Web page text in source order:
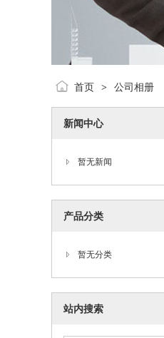
首页 > 公司相册
新闻中心
暂无新闻
产品分类
暂无分类
站内搜索